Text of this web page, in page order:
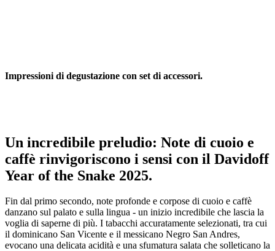
Impressioni di degustazione con set di accessori.
Un incredibile preludio: Note di cuoio e
caffè rinvigoriscono i sensi con il Davidoff
Year of the Snake 2025.
Fin dal primo secondo, note profonde e corpose di cuoio e caffè
danzano sul palato e sulla lingua - un inizio incredibile che lascia la
voglia di saperne di più. I tabacchi accuratamente selezionati, tra cui
il dominicano San Vicente e il messicano Negro San Andres,
evocano una delicata acidità e una sfumatura salata che solleticano la